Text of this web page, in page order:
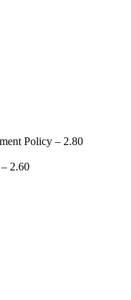
Policy – 2.80
2.60